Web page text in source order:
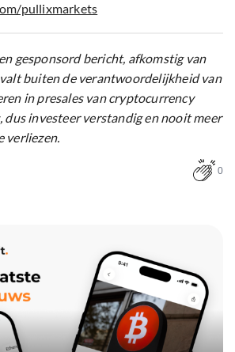
pullixmarkets
gesponsord bericht, afkomstig van
buiten de verantwoordelijkheid van
in presales van cryptocurrency
dus investeer verstandig en nooit meer
verliezen.
0